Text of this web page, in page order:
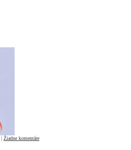
| Žiadne komentáre